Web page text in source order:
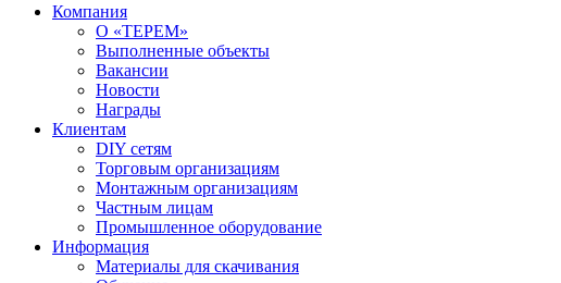
Компания
О «ТЕРЕМ»
Выполненные объекты
Вакансии
Новости
Награды
Клиентам
DIY сетям
Торговым организациям
Монтажным организациям
Частным лицам
Промышленное оборудование
Информация
Материалы для скачивания